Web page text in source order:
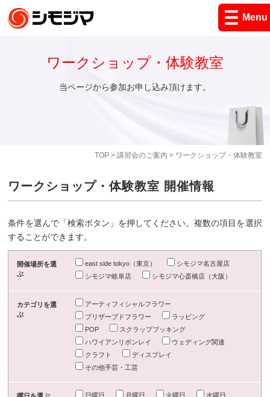
Menu
TOP> 講習会のご案内 > ワークショップ・体験教室
ワークショップ・体験教室
当ページから参加お申し込み頂けます。
ワークショップ・体験教室 開催情報
条件を選んで「検索ボタン」を押してください。複数の項目を選択
することができます。
開催場所を選
ぶ
east side tokyo（東京）
シモジマ名古屋店
シモジマ岐阜店
シモジマ心斎橋店（大阪）
カテゴリを選
ぶ
アーティフィシャルフラワー
プリザーブドフラワー
ラッピング
POP
スクラップブッキング
ハワイアンリボンレイ
ウェディング関連
クラフト
ディスプレイ
その他手芸・工芸
日曜日 月曜日 火曜日
水曜日